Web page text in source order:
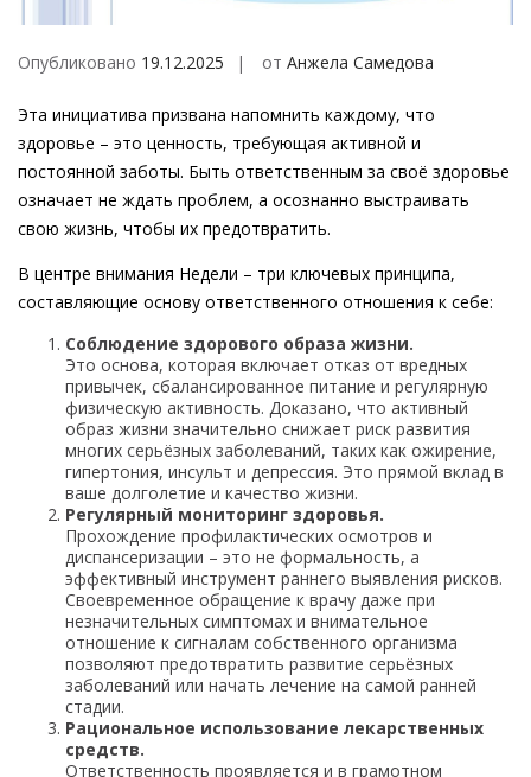
Опубликовано 19.12.2025 от Анжела Самедова
Эта инициатива призвана напомнить каждому, что
здоровье – это ценность, требующая активной и
постоянной заботы. Быть ответственным за своё здоровье
означает не ждать проблем, а осознанно выстраивать
свою жизнь, чтобы их предотвратить.
В центре внимания Недели – три ключевых принципа,
составляющие основу ответственного отношения к себе:
Соблюдение здорового образа жизни.
Это основа, которая включает отказ от вредных
привычек, сбалансированное питание и регулярную
физическую активность. Доказано, что активный
образ жизни значительно снижает риск развития
многих серьёзных заболеваний, таких как ожирение,
гипертония, инсульт и депрессия. Это прямой вклад в
ваше долголетие и качество жизни.
Регулярный мониторинг здоровья.
Прохождение профилактических осмотров и
диспансеризации – это не формальность, а
эффективный инструмент раннего выявления рисков.
Своевременное обращение к врачу даже при
незначительных симптомах и внимательное
отношение к сигналам собственного организма
позволяют предотвратить развитие серьёзных
заболеваний или начать лечение на самой ранней
стадии.
Рациональное использование лекарственных
средств.
Ответственность проявляется и в грамотном